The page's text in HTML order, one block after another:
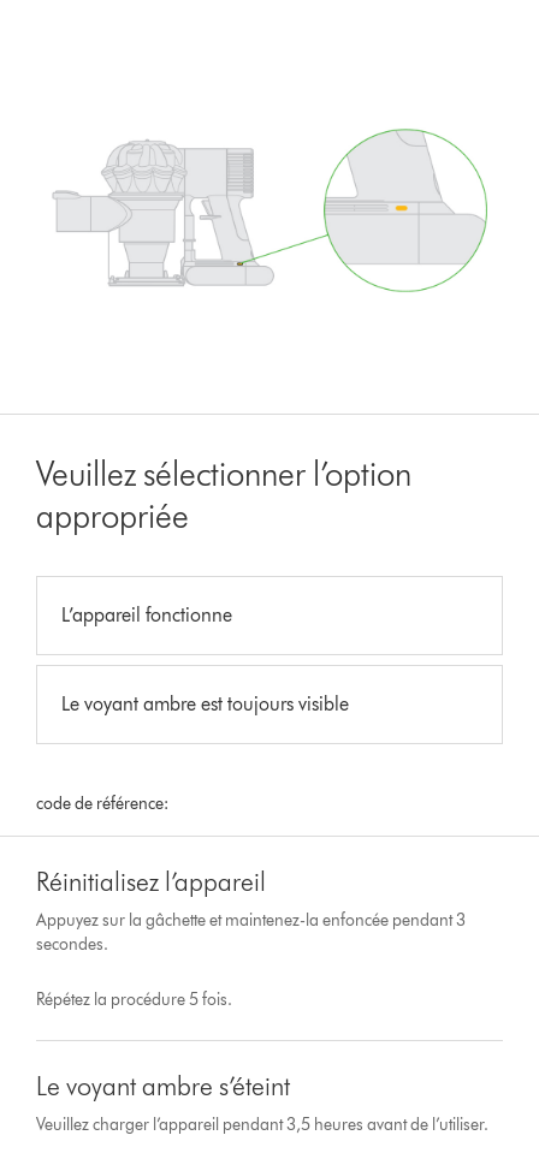
Veuillez sélectionner l’option
appropriée
L’appareil fonctionne
Le voyant ambre est toujours visible
code de référence:
Réinitialisez l’appareil
Appuyez sur la gâchette et maintenez-la enfoncée pendant 3
secondes.
Répétez la procédure 5 fois.
Le voyant ambre s’éteint
Veuillez charger l’appareil pendant 3,5 heures avant de l’utiliser.